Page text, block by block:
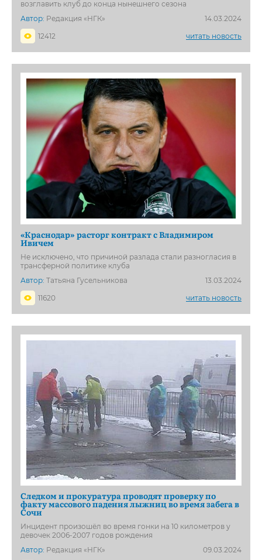
возглавить клуб до конца нынешнего сезона
Автор: Редакция «НГК»
14.03.2024
12412
читать новость
«Краснодар» расторг контракт с Владимиром
Ивичем
Не исключено, что причиной разлада стали разногласия в
трансферной политике клуба
Автор: Татьяна Гусельникова
13.03.2024
11620
читать новость
Следком и прокуратура проводят проверку по
факту массового падения лыжниц во время забега в
Сочи
Инцидент произошёл во время гонки на 10 километров у
девочек 2006-2007 годов рождения
Автор: Редакция «НГК»
09.03.2024